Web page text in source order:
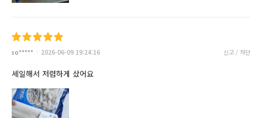
so***** 2026-06-09 19:24:16 신고 / 차단
세일해서 저렴하게 샀어요